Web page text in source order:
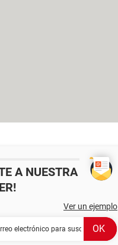
A NUESTRA
Ver un ejemplo